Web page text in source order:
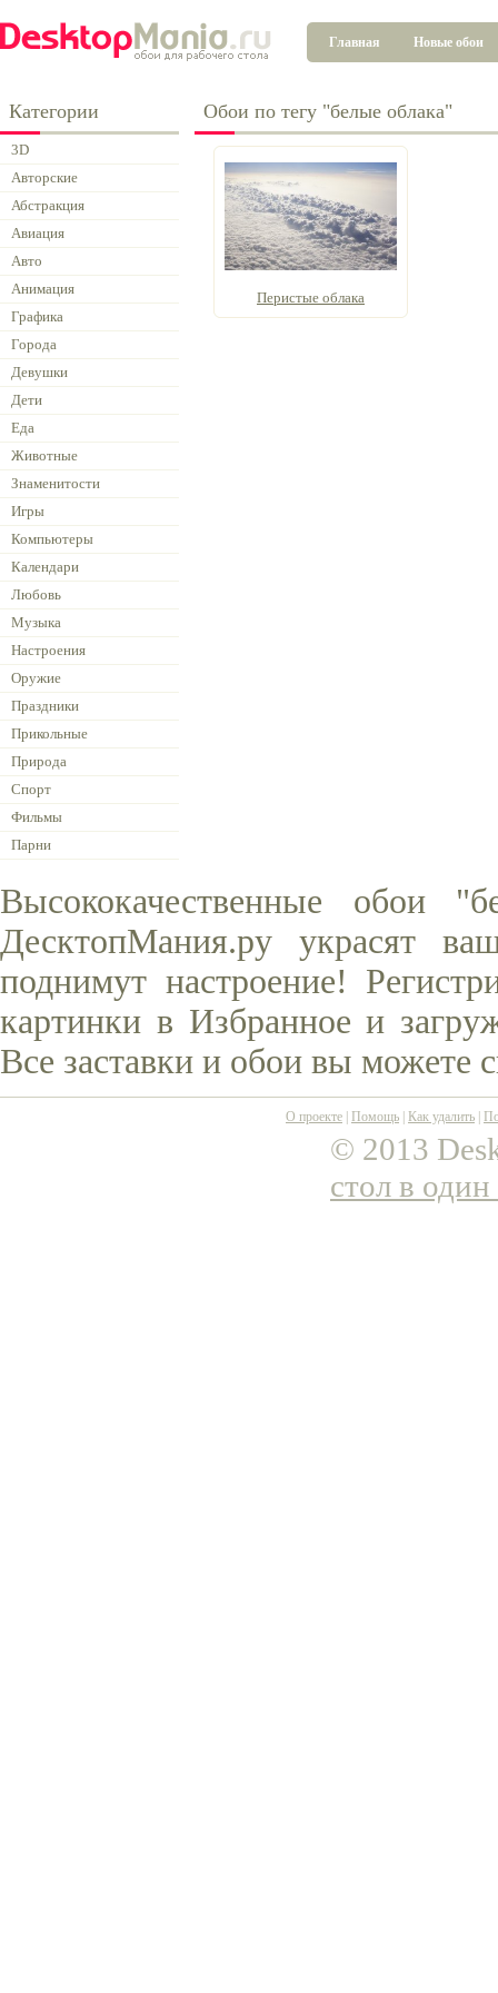
Главная Новые обои
Категории
3D
Авторские
Абстракция
Авиация
Авто
Анимация
Графика
Города
Девушки
Дети
Еда
Животные
Знаменитости
Игры
Компьютеры
Календари
Любовь
Музыка
Настроения
Оружие
Праздники
Прикольные
Природа
Спорт
Фильмы
Парни
Обои по тегу "белые облака"
Перистые облака
Высококачественные обои
ДесктопМания.ру украсят
поднимут настроение!
картинки в Избранное и
Все заставки и обои вы можете
О проекте Помощь Как удалить
© 2013
стол в